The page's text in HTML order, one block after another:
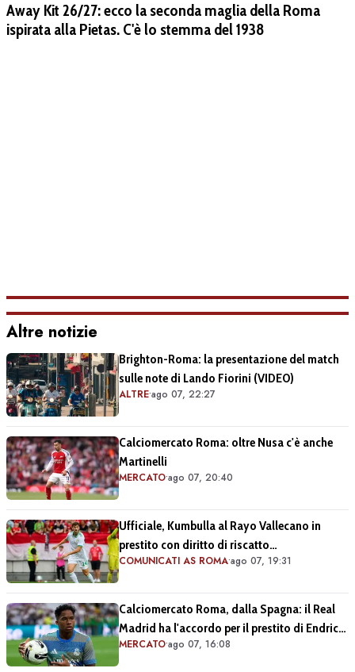
Away Kit 26/27: ecco la seconda maglia della Roma
ispirata alla Pietas. C'è lo stemma del 1938
Altre notizie
Brighton-Roma: la presentazione del match
sulle note di Lando Fiorini (VIDEO)
ALTRE•ago 07, 22:27
Calciomercato Roma: oltre Nusa c'è anche
Martinelli
MERCATO•ago 07, 20:40
Ufficiale, Kumbulla al Rayo Vallecano in
prestito con diritto di riscatto
(COMUNICATO)
COMUNICATI AS ROMA•ago 07, 19:31
Calciomercato Roma, dalla Spagna: il Real
Madrid ha l'accordo per il prestito di Endrick
in Premier League
MERCATO•ago 07, 16:08